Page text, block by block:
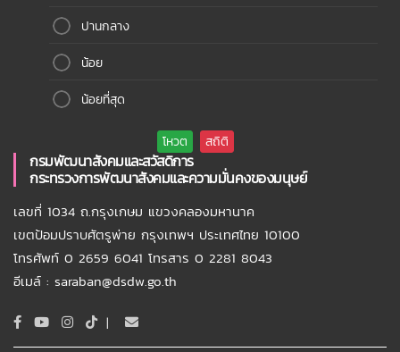
ปานกลาง
น้อย
น้อยที่สุด
กรมพัฒนาสังคมและสวัสดิการ
กระทรวงการพัฒนาสังคมและความมั่นคงของมนุษย์
เลขที่ 1034 ถ.กรุงเกษม แขวงคลองมหานาค
เขตป้อมปราบศัตรูพ่าย กรุงเทพฯ ประเทศไทย 10100
โทรศัพท์ 0 2659 6041 โทรสาร 0 2281 8043
อีเมล์ : saraban@dsdw.go.th
|